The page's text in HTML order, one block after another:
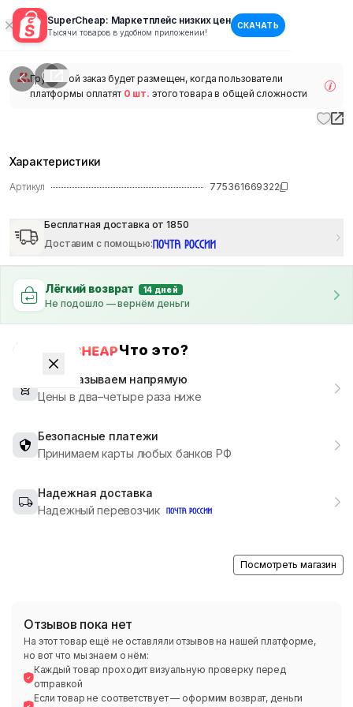
SuperCheap: Маркетплейс низких цен
Тысячи товаров в удобном приложении!
СКАЧАТЬ
1/
Групповой заказ будет размещен, когда пользователи
платформы оплатят 0 шт. этого товара в общей сложности
Характеристики
Артикул 775361669322
Бесплатная доставка от 1850
Доставим с помощью:
Лёгкий возврат 14 дней
Не подошло — вернём деньги
Что это?
Мы заказываем напрямую
Цены в два–четыре раза ниже
Безопасные платежи
Принимаем карты любых банков РФ
Надежная доставка
Надежный перевозчик
Посмотреть магазин
Отзывов пока нет
На этот товар ещё не оставляли отзывов на нашей платформе,
но вот что мы знаем о нём:
Каждый товар проходит визуальную проверку перед
отправкой
Если товар не соответствует — оформим возврат, деньги